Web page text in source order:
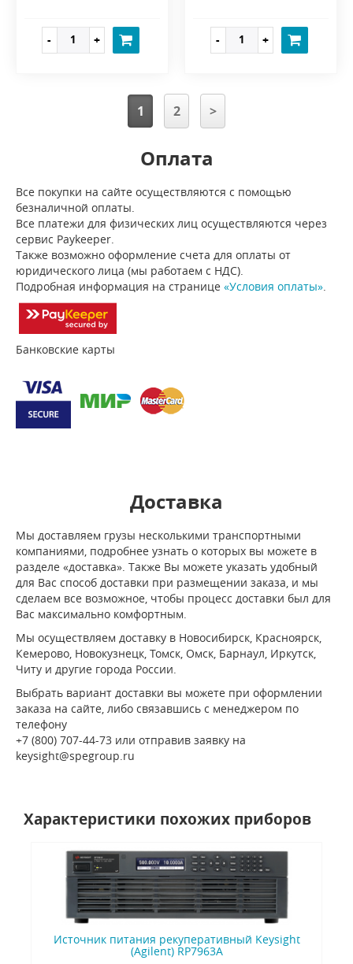
1 2 >
Оплата
Все покупки на сайте осуществляются с помощью
безналичной оплаты.
Все платежи для физических лиц осуществляются через
сервис Paykeeper.
Также возможно оформление счета для оплаты от
юридического лица (мы работаем с НДС).
Подробная информация на странице «Условия оплаты».
Банковские карты
Доставка
Мы доставляем грузы несколькими транспортными
компаниями, подробнее узнать о которых вы можете в
разделе «доставка». Также Вы можете указать удобный
для Вас способ доставки при размещении заказа, и мы
сделаем все возможное, чтобы процесс доставки был для
Вас максимально комфортным.
Мы осуществляем доставку в Новосибирск, Красноярск,
Кемерово, Новокузнецк, Томск, Омск, Барнаул, Иркутск,
Читу и другие города России.
Выбрать вариант доставки вы можете при оформлении
заказа на сайте, либо связавшись с менеджером по
телефону
+7 (800) 707-44-73 или отправив заявку на
keysight@spegroup.ru
Характеристики похожих приборов
Источник питания рекуперативный Keysight
(Agilent) RP7963A